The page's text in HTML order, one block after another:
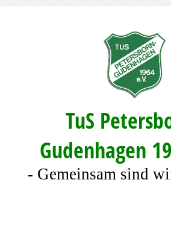
TuS
Gudenhagen
- Gemeinsam sind